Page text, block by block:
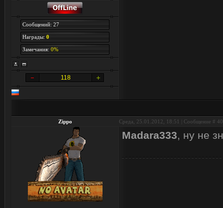
Сообщений: 27
Награды: 0
Замечания: 0%
118
Zippo Среда, 25.01.2012, 18:51 | Сообщение # 40
Madara333, ну не